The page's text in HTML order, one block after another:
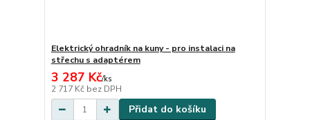
Elektrický ohradník na kuny - pro instalaci na
střechu s adaptérem
3 287 Kč/ks
2 717 Kč bez DPH
Přidat do košíku